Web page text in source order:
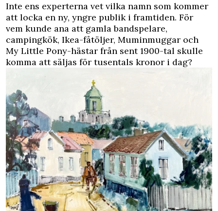
Inte ens experterna vet vilka namn som kommer
att locka en ny, yngre publik i framtiden. För
vem kunde ana att gamla bandspelare,
campingkök, Ikea-fåtöljer, Muminmuggar och
My Little Pony-hästar från sent 1900-tal skulle
komma att säljas för tusentals kronor i dag?